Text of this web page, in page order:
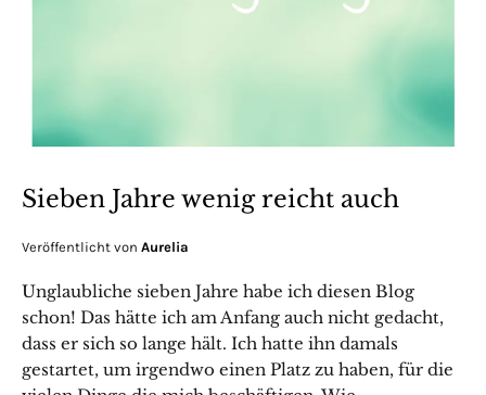
Sieben Jahre wenig reicht auch
Veröffentlicht von Aurelia
Unglaubliche sieben Jahre habe ich diesen Blog
schon! Das hätte ich am Anfang auch nicht gedacht,
dass er sich so lange hält. Ich hatte ihn damals
gestartet, um irgendwo einen Platz zu haben, für die